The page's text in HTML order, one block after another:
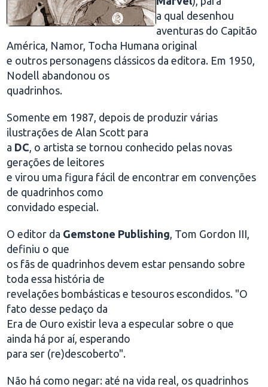
a qual desenhou
aventuras do Capitão
América, Namor, Tocha Humana original
e outros personagens clássicos da editora. Em 1950,
Nodell abandonou os
quadrinhos.
Somente em 1987, depois de produzir várias
ilustrações de Alan Scott para
a DC, o artista se tornou conhecido pelas novas
gerações de leitores
e virou uma figura fácil de encontrar em convenções
de quadrinhos como
convidado especial.
O editor da Gemstone Publishing, Tom Gordon III,
definiu o que
os fãs de quadrinhos devem estar pensando sobre
toda essa história de
revelações bombásticas e tesouros escondidos. "O
fato desse pedaço da
Era de Ouro existir leva a especular sobre o que
ainda há por aí, esperando
para ser (re)descoberto".
Não há como negar: até na vida real, os quadrinhos